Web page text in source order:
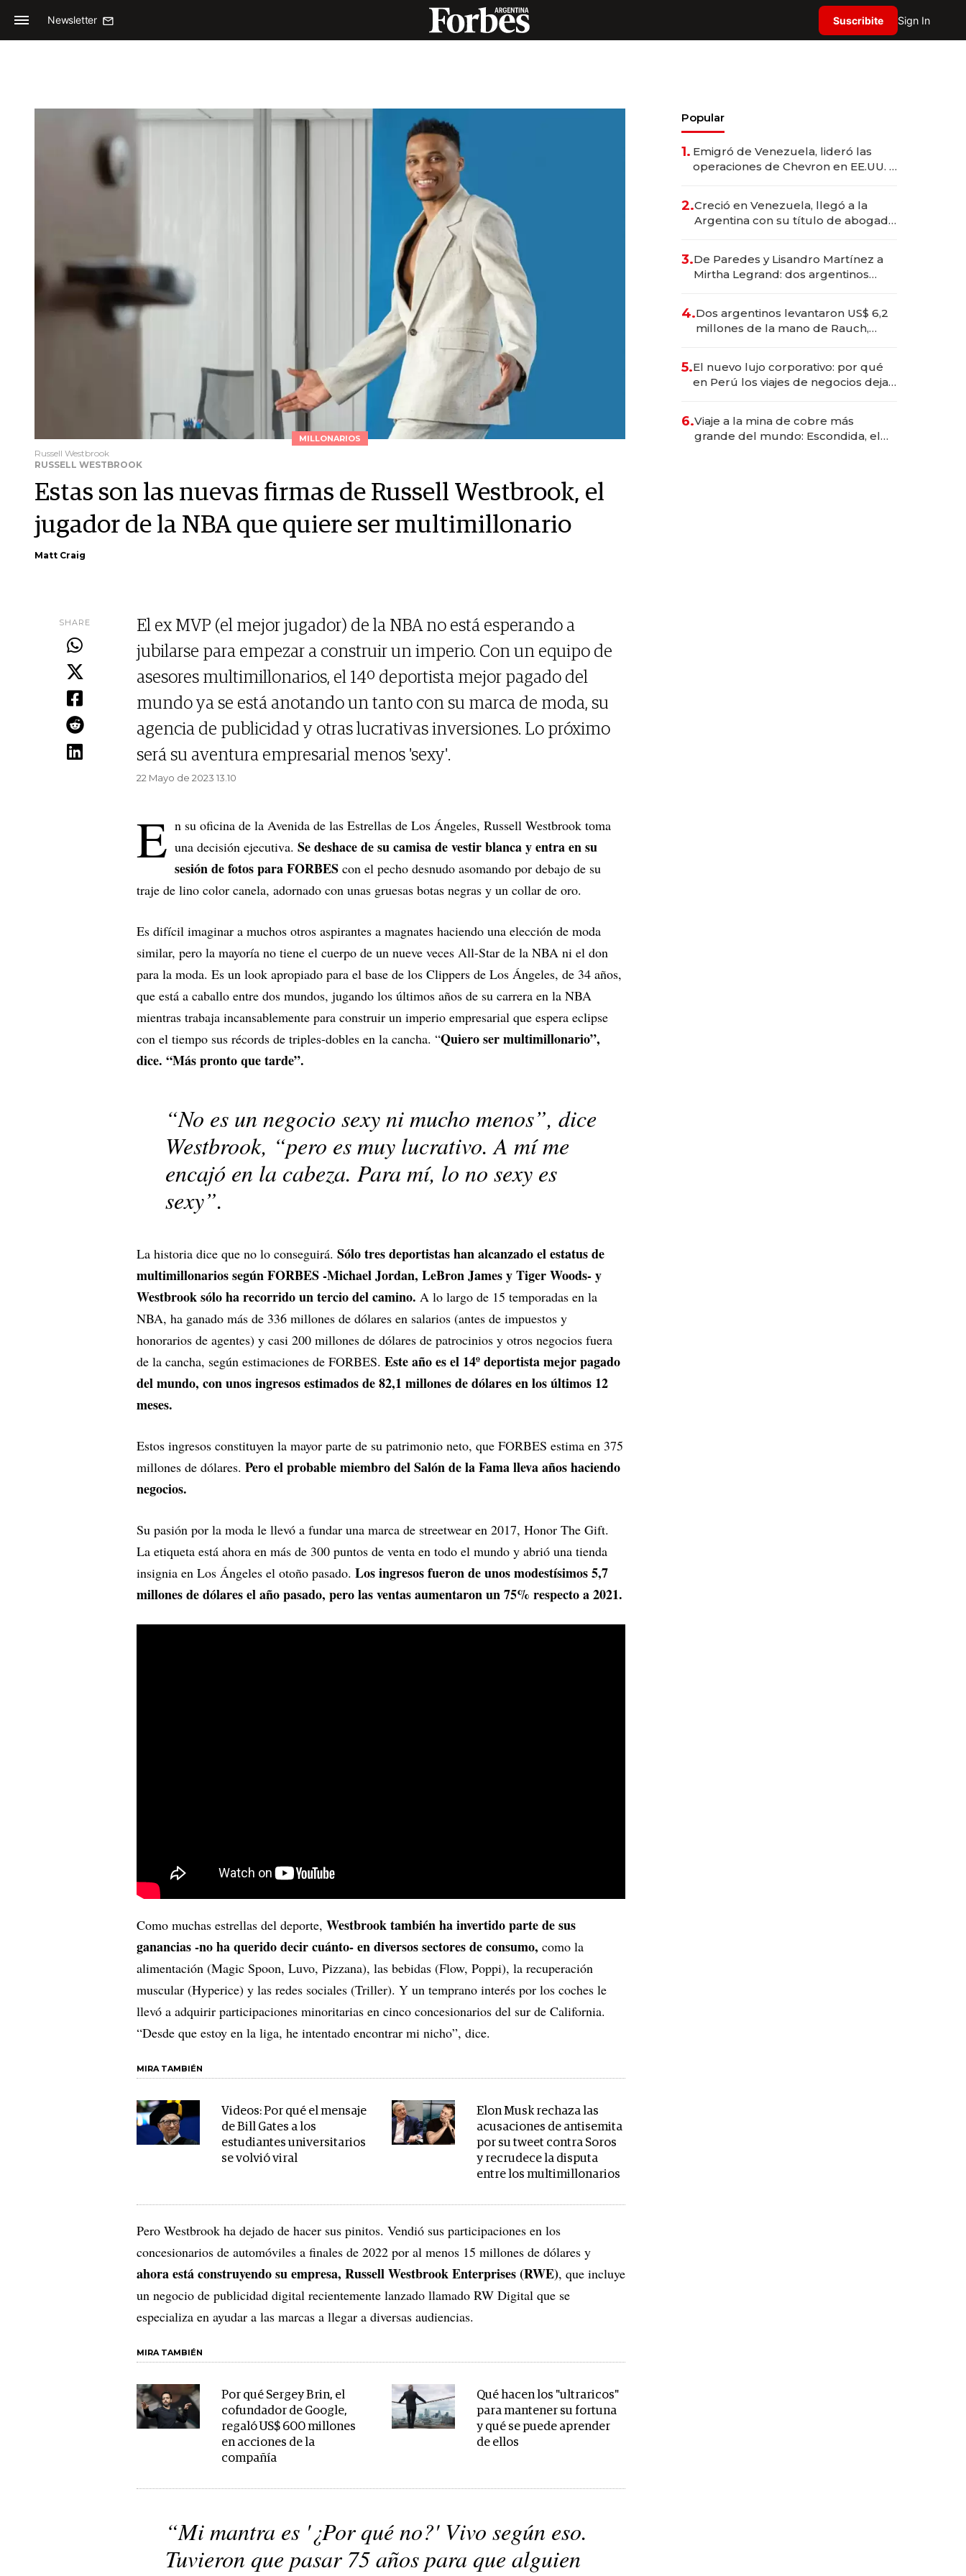
Newsletter Suscribite Sign In
MILLONARIOS
Russell Westbrook
RUSSELL WESTBROOK
Estas son las nuevas firmas de Russell Westbrook, el
jugador de la NBA que quiere ser multimillonario
Matt Craig
SHARE
El ex MVP (el mejor jugador) de la NBA no está esperando a
jubilarse para empezar a construir un imperio. Con un equipo de
asesores multimillonarios, el 14º deportista mejor pagado del
mundo ya se está anotando un tanto con su marca de moda, su
agencia de publicidad y otras lucrativas inversiones. Lo próximo
será su aventura empresarial menos 'sexy'.
22 Mayo de 2023 13.10
E n su oficina de la Avenida de las Estrellas de Los Ángeles, Russell Westbrook toma
una decisión ejecutiva. Se deshace de su camisa de vestir blanca y entra en su
sesión de fotos para FORBES con el pecho desnudo asomando por debajo de su
traje de lino color canela, adornado con unas gruesas botas negras y un collar de oro.
Es difícil imaginar a muchos otros aspirantes a magnates haciendo una elección de moda
similar, pero la mayoría no tiene el cuerpo de un nueve veces All-Star de la NBA ni el don
para la moda. Es un look apropiado para el base de los Clippers de Los Ángeles, de 34 años,
que está a caballo entre dos mundos, jugando los últimos años de su carrera en la NBA
mientras trabaja incansablemente para construir un imperio empresarial que espera eclipse
con el tiempo sus récords de triples-dobles en la cancha. “Quiero ser multimillonario”,
dice. “Más pronto que tarde”.
“No es un negocio sexy ni mucho menos”, dice
Westbrook, “pero es muy lucrativo. A mí me
encajó en la cabeza. Para mí, lo no sexy es
sexy”.
La historia dice que no lo conseguirá. Sólo tres deportistas han alcanzado el estatus de
multimillonarios según FORBES -Michael Jordan, LeBron James y Tiger Woods- y
Westbrook sólo ha recorrido un tercio del camino. A lo largo de 15 temporadas en la
NBA, ha ganado más de 336 millones de dólares en salarios (antes de impuestos y
honorarios de agentes) y casi 200 millones de dólares de patrocinios y otros negocios fuera
de la cancha, según estimaciones de FORBES. Este año es el 14º deportista mejor pagado
del mundo, con unos ingresos estimados de 82,1 millones de dólares en los últimos 12
meses.
Estos ingresos constituyen la mayor parte de su patrimonio neto, que FORBES estima en 375
millones de dólares. Pero el probable miembro del Salón de la Fama lleva años haciendo
negocios.
Su pasión por la moda le llevó a fundar una marca de streetwear en 2017, Honor The Gift.
La etiqueta está ahora en más de 300 puntos de venta en todo el mundo y abrió una tienda
insignia en Los Ángeles el otoño pasado. Los ingresos fueron de unos modestísimos 5,7
millones de dólares el año pasado, pero las ventas aumentaron un 75% respecto a 2021.
Como muchas estrellas del deporte, Westbrook también ha invertido parte de sus
ganancias -no ha querido decir cuánto- en diversos sectores de consumo, como la
alimentación (Magic Spoon, Luvo, Pizzana), las bebidas (Flow, Poppi), la recuperación
muscular (Hyperice) y las redes sociales (Triller). Y un temprano interés por los coches le
llevó a adquirir participaciones minoritarias en cinco concesionarios del sur de California.
“Desde que estoy en la liga, he intentado encontrar mi nicho”, dice.
MIRA TAMBIÉN
Videos: Por qué el mensaje
de Bill Gates a los
estudiantes universitarios
se volvió viral
Elon Musk rechaza las
acusaciones de antisemita
por su tweet contra Soros
y recrudece la disputa
entre los multimillonarios
Pero Westbrook ha dejado de hacer sus pinitos. Vendió sus participaciones en los
concesionarios de automóviles a finales de 2022 por al menos 15 millones de dólares y
ahora está construyendo su empresa, Russell Westbrook Enterprises (RWE), que incluye
un negocio de publicidad digital recientemente lanzado llamado RW Digital que se
especializa en ayudar a las marcas a llegar a diversas audiencias.
MIRA TAMBIÉN
Por qué Sergey Brin, el
cofundador de Google,
regaló US$ 600 millones
en acciones de la
compañía
Qué hacen los "ultraricos"
para mantener su fortuna
y qué se puede aprender
de ellos
“Mi mantra es '¿Por qué no?' Vivo según eso.
Tuvieron que pasar 75 años para que alguien
Popular
1. Emigró de Venezuela, lideró las
operaciones de Chevron en EE.UU. y
2.Creció en Venezuela, llegó a la
Argentina con su título de abogado
marcas "fast premium"
3.De Paredes y Lisandro Martínez a
Mirtha Legrand: dos argentinos
deportivo y el cuidado corporal
4.Dos argentinos levantaron US$ 6,2
millones de la mano de Rauch,
5.El nuevo lujo corporativo: por qué
en Perú los viajes de negocios dejan
6.Viaje a la mina de cobre más
grande del mundo: Escondida, el